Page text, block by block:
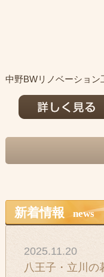
中野BWリノベーション
新着情報 news
2025.11.20
八王子・立川の